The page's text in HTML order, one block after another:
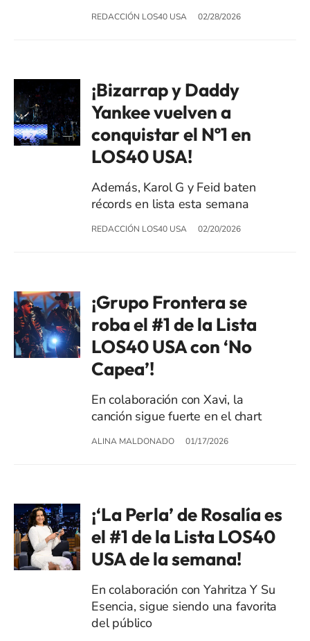
REDACCIÓN LOS40 USA 02/28/2026
¡Bizarrap y Daddy
Yankee vuelven a
conquistar el Nº1 en
LOS40 USA!
Además, Karol G y Feid baten
récords en lista esta semana
REDACCIÓN LOS40 USA 02/20/2026
¡Grupo Frontera se
roba el #1 de la Lista
LOS40 USA con ‘No
Capea’!
En colaboración con Xavi, la
canción sigue fuerte en el chart
ALINA MALDONADO 01/17/2026
¡‘La Perla’ de Rosalía es
el #1 de la Lista LOS40
USA de la semana!
En colaboración con Yahritza Y Su
Esencia, sigue siendo una favorita
del público